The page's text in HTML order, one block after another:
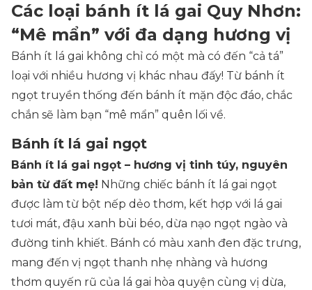
Các loại bánh ít lá gai Quy Nhơn:
“Mê mẩn” với đa dạng hương vị
Bánh ít lá gai không chỉ có một mà có đến “cả tá”
loại với nhiều hương vị khác nhau đấy! Từ bánh ít
ngọt truyền thống đến bánh ít mặn độc đáo, chắc
chắn sẽ làm bạn “mê mẩn” quên lối về.
Bánh ít lá gai ngọt
Bánh ít lá gai ngọt – hương vị tinh túy, nguyên
bản từ đất mẹ! Những chiếc bánh ít lá gai ngọt
được làm từ bột nếp dẻo thơm, kết hợp với lá gai
tươi mát, đậu xanh bùi béo, dừa nạo ngọt ngào và
đường tinh khiết. Bánh có màu xanh đen đặc trưng,
mang đến vị ngọt thanh nhẹ nhàng và hương
thơm quyến rũ của lá gai hòa quyện cùng vị dừa,